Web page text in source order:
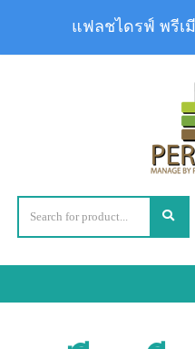
แฟลชไดรฟ์ พรีเมี